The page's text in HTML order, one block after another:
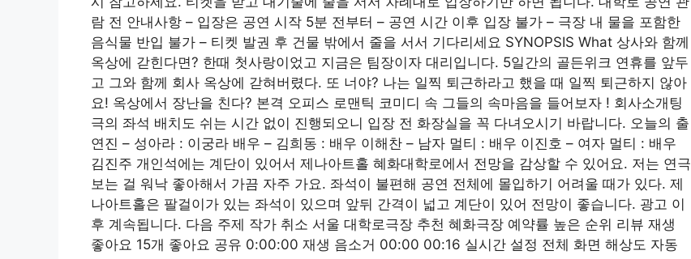
람 전 안내사항 – 입장은 공연 시작 5분 전부터 – 공연 시간 이후 입장 불가 – 극장 내 물을 포함한
음식물 반입 불가 – 티켓 발권 후 건물 밖에서 줄을 서서 기다리세요 SYNOPSIS What 상사와 함께
옥상에 갇힌다면? 한때 첫사랑이었고 지금은 팀장이자 대리입니다. 5일간의 골든위크 연휴를 앞두
고 그와 함께 회사 옥상에 갇혀버렸다. 또 너야? 나는 일찍 퇴근하라고 했을 때 일찍 퇴근하지 않아
요! 옥상에서 장난을 친다? 본격 오피스 로맨틱 코미디 속 그들의 속마음을 들어보자 ! 회사소개팅
극의 좌석 배치도 쉬는 시간 없이 진행되오니 입장 전 화장실을 꼭 다녀오시기 바랍니다. 오늘의 출
연진 – 성아라 : 이궁라 배우 – 김희동 : 배우 이해찬 – 남자 멀티 : 배우 이진호 – 여자 멀티 : 배우
김진주 개인석에는 계단이 있어서 제나아트홀 혜화대학로에서 전망을 감상할 수 있어요. 저는 연극
보는 걸 워낙 좋아해서 가끔 자주 가요. 좌석이 불편해 공연 전체에 몰입하기 어려울 때가 있다. 제
나아트홀은 팔걸이가 있는 좌석이 있으며 앞뒤 간격이 넓고 계단이 있어 전망이 좋습니다. 광고 이
후 계속됩니다. 다음 주제 작가 취소 서울 대학로극장 추천 혜화극장 예약률 높은 순위 리뷰 재생
좋아요 15개 좋아요 공유 0:00:00 재생 음소거 00:00 00:16 실시간 설정 전체 화면 해상도 자동